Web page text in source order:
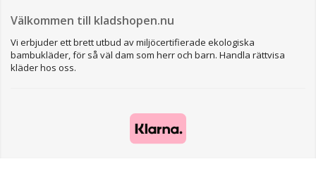
Välkommen till kladshopen.nu
Vi erbjuder ett brett utbud av miljöcertifierade ekologiska
bambukläder, för så väl dam som herr och barn. Handla rättvisa
kläder hos oss.